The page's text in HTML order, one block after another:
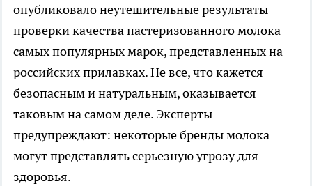
опубликовало неутешительные результаты
проверки качества пастеризованного молока
самых популярных марок, представленных на
российских прилавках. Не все, что кажется
безопасным и натуральным, оказывается
таковым на самом деле. Эксперты
предупреждают: некоторые бренды молока
могут представлять серьезную угрозу для
здоровья.